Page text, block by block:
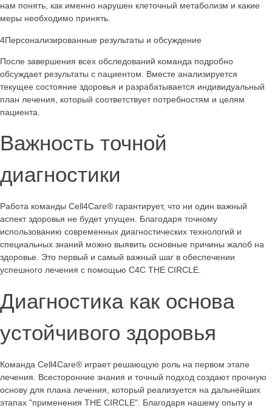
нам понять, как именно нарушен клеточный метаболизм и какие
меры необходимо принять.
4Персонализированные результаты и обсуждение
После завершения всех обследований команда подробно
обсуждает результаты с пациентом. Вместе анализируется
текущее состояние здоровья и разрабатывается индивидуальный
план лечения, который соответствует потребностям и целям
пациента.
Важность точной
диагностики
Работа команды Cell4Care® гарантирует, что ни один важный
аспект здоровья не будет упущен. Благодаря точному
использованию современных диагностических технологий и
специальных знаний можно выявить основные причины жалоб на
здоровье. Это первый и самый важный шаг в обеспечении
успешного лечения с помощью C4C THE CIRCLE.
Диагностика как основа
устойчивого здоровья
Команда Cell4Care® играет решающую роль на первом этапе
лечения. Всесторонние знания и точный подход создают прочную
основу для плана лечения, который реализуется на дальнейших
этапах "применения THE CIRCLE". Благодаря нашему опыту и